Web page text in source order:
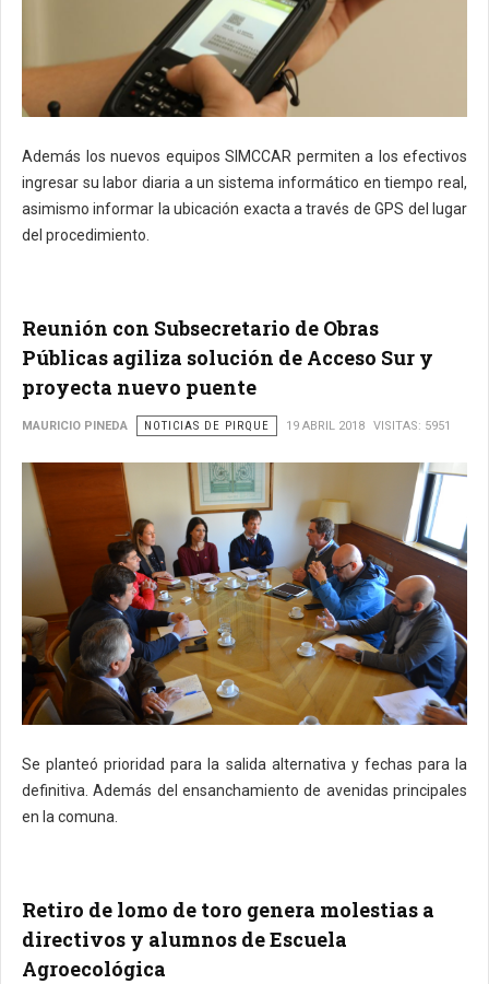
Además los nuevos equipos SIMCCAR permiten a los efectivos
ingresar su labor diaria a un sistema informático en tiempo real,
asimismo informar la ubicación exacta a través de GPS del lugar
del procedimiento.
Reunión con Subsecretario de Obras
Públicas agiliza solución de Acceso Sur y
proyecta nuevo puente
MAURICIO PINEDA NOTICIAS DE PIRQUE 19 ABRIL 2018 VISITAS: 5951
Se planteó prioridad para la salida alternativa y fechas para la
definitiva. Además del ensanchamiento de avenidas principales
en la comuna.
Retiro de lomo de toro genera molestias a
directivos y alumnos de Escuela
Agroecológica